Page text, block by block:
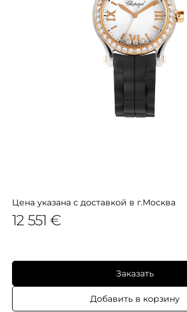
Цена указана с доставкой в г.Москва
12 551 €
Заказать
Добавить в корзину